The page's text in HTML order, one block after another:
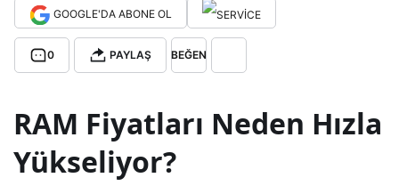
GOOGLE'DA ABONE OL
0 PAYLAŞ BEĞEN
RAM Fiyatları Neden Hızla
Yükseliyor?
dur dön